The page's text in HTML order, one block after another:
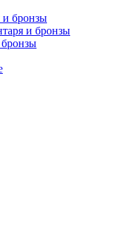
и бронзы
и бронзы
бронзы